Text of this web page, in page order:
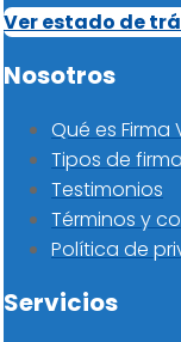
Ver estado de
Nosotros
Qué es Firma
Tipos de
Testimonios
Términos y
Política de
Servicios